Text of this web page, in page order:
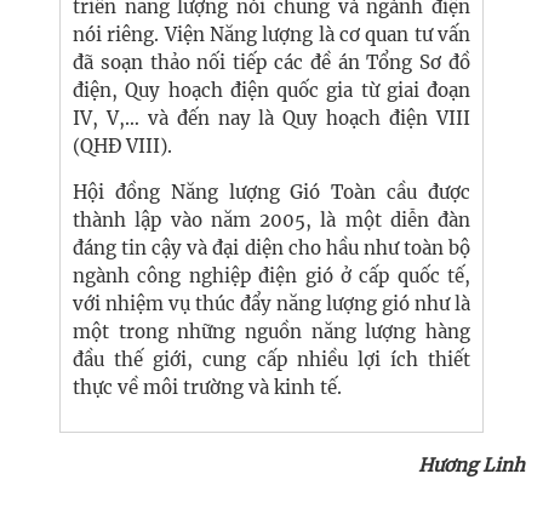
triển năng lượng nói chung và ngành điện
nói riêng. Viện Năng lượng là cơ quan tư vấn
đã soạn thảo nối tiếp các đề án Tổng Sơ đồ
điện, Quy hoạch điện quốc gia từ giai đoạn
IV, V,… và đến nay là Quy hoạch điện VIII
(QHĐ VIII).
Hội đồng Năng lượng Gió Toàn cầu được
thành lập vào năm 2005, là một diễn đàn
đáng tin cậy và đại diện cho hầu như toàn bộ
ngành công nghiệp điện gió ở cấp quốc tế,
với nhiệm vụ thúc đẩy năng lượng gió như là
một trong những nguồn năng lượng hàng
đầu thế giới, cung cấp nhiều lợi ích thiết
thực về môi trường và kinh tế.
Hương Linh